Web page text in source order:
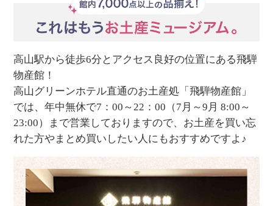
高山駅から徒歩6分とアクセス良好の位置にある飛騨
物産館！
高山グリーンホテル直通のお土産処「飛騨物産館」
では、年中無休で7：00～22：00（7月～9月 8:00～
23:00）まで営業しておりますので、お土産を買い忘
れた方やまとめ買いしたい人にもおすすめですよ♪